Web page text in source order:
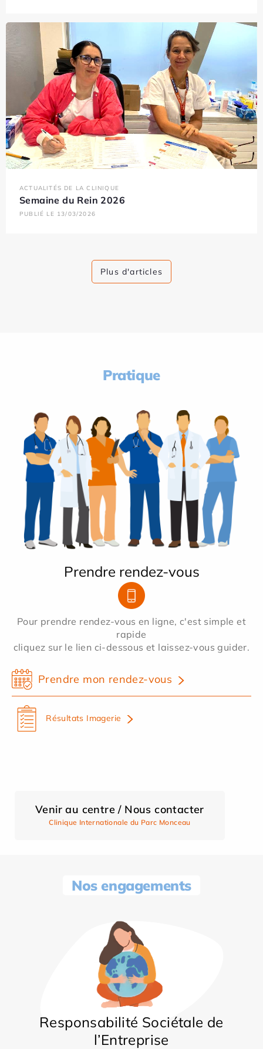
ACTUALITÉS DE LA CLINIQUE
Semaine du Rein 2026
PUBLIÉ LE 13/03/2026
Plus d'articles
Pratique
Prendre rendez-vous
Pour prendre rendez-vous en ligne, c'est simple et
rapide
cliquez sur le lien ci-dessous et laissez-vous guider.
Prendre mon rendez-vous
Résultats Imagerie
Venir au centre / Nous contacter
Clinique Internationale du Parc Monceau
Nos engagements
Responsabilité Sociétale de
l’Entreprise